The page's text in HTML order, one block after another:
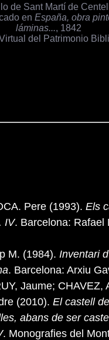
de Sant Martí de
en España, obra
láminas..., 1842
del Patrimonio
Pere (1993). Els
IV. Barcelona: Rafael
M. (1984). Inventari
. Barcelona: Arxiu
Jaume; CHAVEZ,
(2010). El castell
abans de ser
. Monografies del